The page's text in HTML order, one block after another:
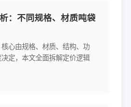
：不同规格、材质吨袋
心由规格、材质、结构、功
定，本文全面拆解定价逻辑